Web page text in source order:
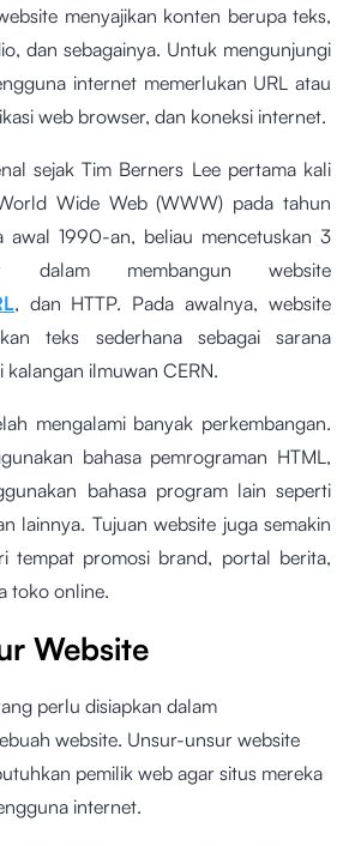
menyajikan konten berupa teks,
dan sebagainya. Untuk mengunjungi
internet memerlukan URL atau
web browser, dan koneksi internet.
sejak Tim Berners Lee pertama kali
Wide Web (WWW) pada tahun
awal 1990-an, beliau mencetuskan 3
dalam membangun website
, dan HTTP. Pada awalnya, website
teks sederhana sebagai sarana
kalangan ilmuwan CERN.
mengalami banyak perkembangan.
bahasa pemrograman HTML,
bahasa program lain seperti
lainnya. Tujuan website juga semakin
tempat promosi brand, portal berita,
toko online.
Website
perlu disiapkan dalam
website. Unsur-unsur website
pemilik web agar situs mereka
internet.